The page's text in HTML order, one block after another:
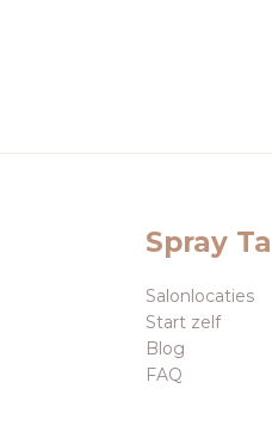
Spray
Salonlocaties
Start zelf
Blog
FAQ